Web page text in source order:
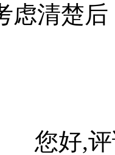
虑清楚
您好,